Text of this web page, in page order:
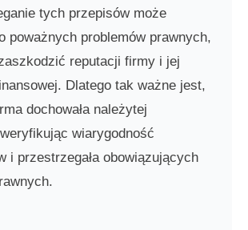
tych przepisów może
poważnych problemów prawnych,
reputacji firmy i jej
Dlatego tak ważne jest,
dochowała należytej
wiarygodność
i przestrzegała obowiązujących